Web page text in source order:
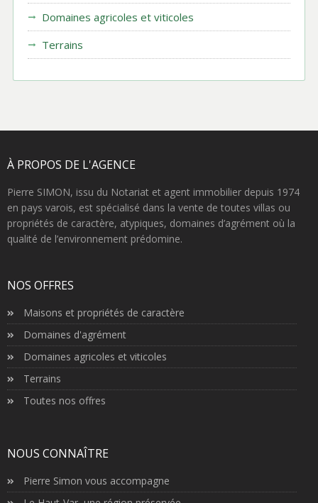
Domaines agricoles et viticoles
Terrains
À PROPOS DE L'AGENCE
Pierre SIMON, issu du Notariat et agent immobilier depuis 1974
en pays varois, est spécialisé dans la vente de toutes villas ou
propriétés de caractère, atypiques, domaines d’agrément où la
qualité de l’environnement prédomine.
NOS OFFRES
Maisons et propriétés de caractère
Domaines d'agrément
Domaines agricoles et viticoles
Terrains
Toutes nos offres
NOUS CONNAÎTRE
Pierre Simon vous accompagne